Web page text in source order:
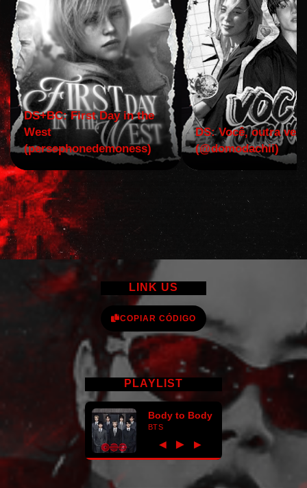
DS+BC: First Day in the
West
(persephonedemoness)
DS: Você, outra vez!
(@domodachii)
LINK US
COPIAR CÓDIGO
PLAYLIST
Body to Body
BTS
◀ ► ▶